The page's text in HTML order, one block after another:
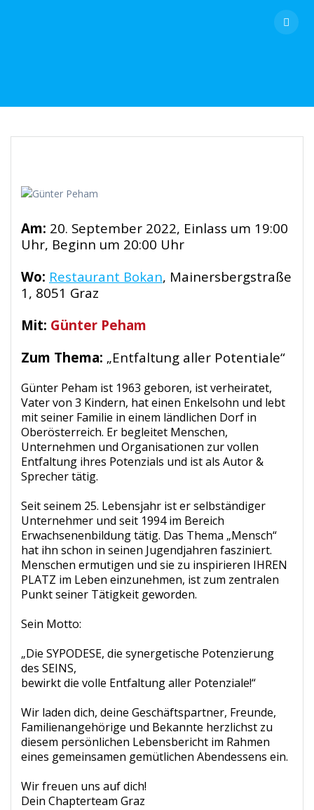
Am: 20. September 2022, Einlass um 19:00
Uhr, Beginn um 20:00 Uhr
Wo: Restaurant Bokan, Mainersbergstraße
1, 8051 Graz
Mit: Günter Peham
Zum Thema: „Entfaltung aller Potentiale“
Günter Peham ist 1963 geboren, ist verheiratet,
Vater von 3 Kindern, hat einen Enkelsohn und lebt
mit seiner Familie in einem ländlichen Dorf in
Oberösterreich. Er begleitet Menschen,
Unternehmen und Organisationen zur vollen
Entfaltung ihres Potenzials und ist als Autor &
Sprecher tätig.
Seit seinem 25. Lebensjahr ist er selbständiger
Unternehmer und seit 1994 im Bereich
Erwachsenenbildung tätig. Das Thema „Mensch“
hat ihn schon in seinen Jugendjahren fasziniert.
Menschen ermutigen und sie zu inspirieren IHREN
PLATZ im Leben einzunehmen, ist zum zentralen
Punkt seiner Tätigkeit geworden.
Sein Motto:
„Die SYPODESE, die synergetische Potenzierung
des SEINS,
bewirkt die volle Entfaltung aller Potenziale!“
Wir laden dich, deine Geschäftspartner, Freunde,
Familienangehörige und Bekannte herzlichst zu
diesem persönlichen Lebensbericht im Rahmen
eines gemeinsamen gemütlichen Abendessens ein.
Wir freuen uns auf dich!
Dein Chapterteam Graz